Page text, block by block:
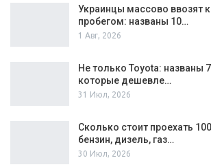
Украинцы массово ввозят
пробегом: названы 10…
1 Авг, 2026
Не только Toyota: названы
которые дешевле…
31 Июл, 2026
Сколько стоит проехать
бензин, дизель, газ…
30 Июл, 2026